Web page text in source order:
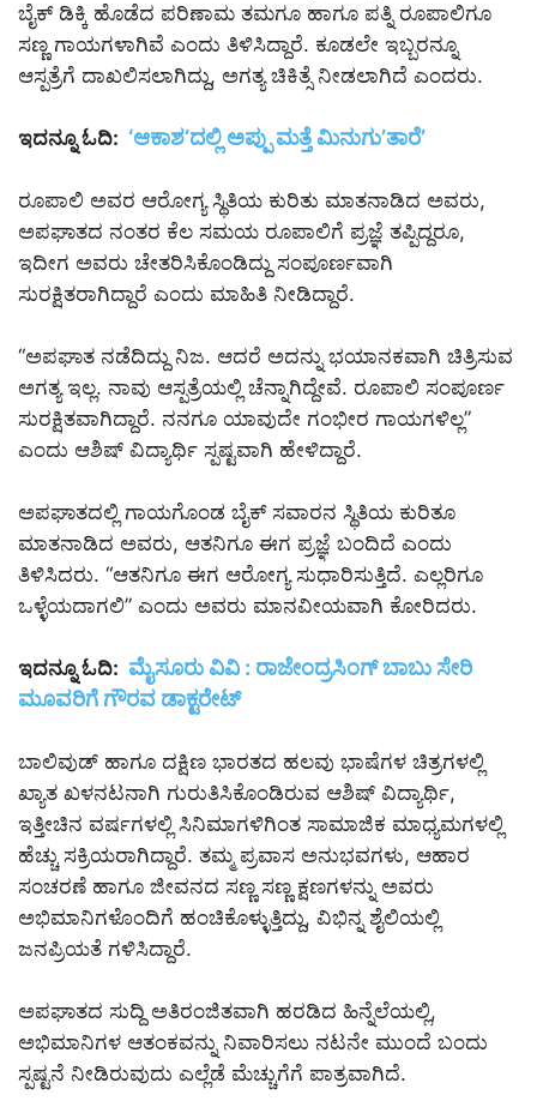
ಬೈಕ್ ಡಿಕ್ಕಿ ಹೊಡೆದ ಪರಿಣಾಮ ತಮಗೂ ಹಾಗೂ ಪತ್ನಿ ರೂಪಾಲಿಗೂ
ಸಣ್ಣ ಗಾಯಗಳಾಗಿವೆ ಎಂದು ತಿಳಿಸಿದ್ದಾರೆ. ಕೂಡಲೇ ಇಬ್ಬರನ್ನೂ
ಆಸ್ಪತ್ರೆಗೆ ದಾಖಲಿಸಲಾಗಿದ್ದು, ಅಗತ್ಯ ಚಿಕಿತ್ಸೆ ನೀಡಲಾಗಿದೆ ಎಂದರು.
ಇದನ್ನೂ ಓದಿ: ‘ಆಕಾಶ’ದಲ್ಲಿ ಅಪ್ಪು ಮತ್ತೆ ಮಿನುಗು’ತಾರೆ’
ರೂಪಾಲಿ ಅವರ ಆರೋಗ್ಯ ಸ್ಥಿತಿಯ ಕುರಿತು ಮಾತನಾಡಿದ ಅವರು,
ಅಪಘಾತದ ನಂತರ ಕೆಲ ಸಮಯ ರೂಪಾಲಿಗೆ ಪ್ರಜ್ಞೆ ತಪ್ಪಿದ್ದರೂ,
ಇದೀಗ ಅವರು ಚೇತರಿಸಿಕೊಂಡಿದ್ದು ಸಂಪೂರ್ಣವಾಗಿ
ಸುರಕ್ಷಿತರಾಗಿದ್ದಾರೆ ಎಂದು ಮಾಹಿತಿ ನೀಡಿದ್ದಾರೆ.
“ಅಪಘಾತ ನಡೆದಿದ್ದು ನಿಜ. ಆದರೆ ಅದನ್ನು ಭಯಾನಕವಾಗಿ ಚಿತ್ರಿಸುವ
ಅಗತ್ಯ ಇಲ್ಲ. ನಾವು ಆಸ್ಪತ್ರೆಯಲ್ಲಿ ಚೆನ್ನಾಗಿದ್ದೇವೆ. ರೂಪಾಲಿ ಸಂಪೂರ್ಣ
ಸುರಕ್ಷಿತವಾಗಿದ್ದಾರೆ. ನನಗೂ ಯಾವುದೇ ಗಂಭೀರ ಗಾಯಗಳಿಲ್ಲ”
ಎಂದು ಆಶಿಷ್ ವಿದ್ಯಾರ್ಥಿ ಸ್ಪಷ್ಟವಾಗಿ ಹೇಳಿದ್ದಾರೆ.
ಅಪಘಾತದಲ್ಲಿ ಗಾಯಗೊಂಡ ಬೈಕ್ ಸವಾರನ ಸ್ಥಿತಿಯ ಕುರಿತೂ
ಮಾತನಾಡಿದ ಅವರು, ಆತನಿಗೂ ಈಗ ಪ್ರಜ್ಞೆ ಬಂದಿದೆ ಎಂದು
ತಿಳಿಸಿದರು. “ಆತನಿಗೂ ಈಗ ಆರೋಗ್ಯ ಸುಧಾರಿಸುತ್ತಿದೆ. ಎಲ್ಲರಿಗೂ
ಒಳ್ಳೆಯದಾಗಲಿ” ಎಂದು ಅವರು ಮಾನವೀಯವಾಗಿ ಕೋರಿದರು.
ಇದನ್ನೂ ಓದಿ: ಮೈಸೂರು ವಿವಿ : ರಾಜೇಂದ್ರಸಿಂಗ್ ಬಾಬು ಸೇರಿ
ಮೂವರಿಗೆ ಗೌರವ ಡಾಕ್ಟರೇಟ್
ಬಾಲಿವುಡ್ ಹಾಗೂ ದಕ್ಷಿಣ ಭಾರತದ ಹಲವು ಭಾಷೆಗಳ ಚಿತ್ರಗಳಲ್ಲಿ
ಖ್ಯಾತ ಖಳನಟನಾಗಿ ಗುರುತಿಸಿಕೊಂಡಿರುವ ಆಶಿಷ್ ವಿದ್ಯಾರ್ಥಿ,
ಇತ್ತೀಚಿನ ವರ್ಷಗಳಲ್ಲಿ ಸಿನಿಮಾಗಳಿಗಿಂತ ಸಾಮಾಜಿಕ ಮಾಧ್ಯಮಗಳಲ್ಲಿ
ಹೆಚ್ಚು ಸಕ್ರಿಯರಾಗಿದ್ದಾರೆ. ತಮ್ಮ ಪ್ರವಾಸ ಅನುಭವಗಳು, ಆಹಾರ
ಸಂಚರಣೆ ಹಾಗೂ ಜೀವನದ ಸಣ್ಣ ಸಣ್ಣ ಕ್ಷಣಗಳನ್ನು ಅವರು
ಅಭಿಮಾನಿಗಳೊಂದಿಗೆ ಹಂಚಿಕೊಳ್ಳುತ್ತಿದ್ದು, ವಿಭಿನ್ನ ಶೈಲಿಯಲ್ಲಿ
ಜನಪ್ರಿಯತೆ ಗಳಿಸಿದ್ದಾರೆ.
ಅಪಘಾತದ ಸುದ್ದಿ ಅತಿರಂಜಿತವಾಗಿ ಹರಡಿದ ಹಿನ್ನೆಲೆಯಲ್ಲಿ,
ಅಭಿಮಾನಿಗಳ ಆತಂಕವನ್ನು ನಿವಾರಿಸಲು ನಟನೇ ಮುಂದೆ ಬಂದು
ಸ್ಪಷ್ಟನೆ ನೀಡಿರುವುದು ಎಲ್ಲೆಡೆ ಮೆಚ್ಚುಗೆಗೆ ಪಾತ್ರವಾಗಿದೆ.